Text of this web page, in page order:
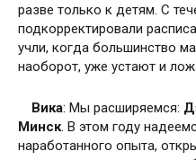
разве только к детям. С
подкорректировали
учли, когда большинство
наоборот, уже устают и
Вика: Мы расширяемся:
Минск. В этом году
наработанного опыта,